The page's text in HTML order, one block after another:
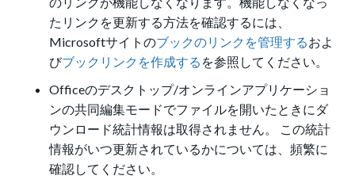
たリンクを更新する方法を確認するには、
Microsoftサイトのブックのリンクを管理する およ
びブックリンクを作成する を参照してください。
Officeのデスクトップ/オンラインアプリケーショ
ンの共同編集モードでファイルを開いたときにダ
ウンロード統計情報は取得されません。 この統計
情報がいつ更新されているかについては、頻繁に
確認してください。